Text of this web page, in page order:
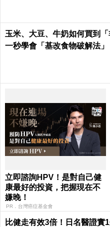
玉米、大豆、牛奶如何買到「
一秒學會「基改食物破解法
立即諮詢HPV！是對自己健
康最好的投資，把握現在不
嫌晚！
PR．台灣癌症基金會
比健走有效3倍！日名醫證實